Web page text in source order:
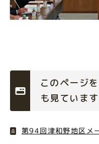
このページ
も見ています
第94回津和野地区メ